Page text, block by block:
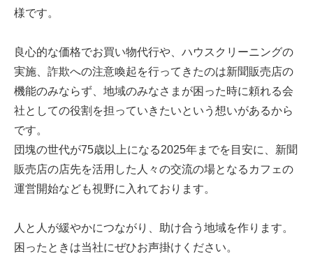
様です。
良心的な価格でお買い物代行や、ハウスクリーニングの
実施、詐欺への注意喚起を行ってきたのは新聞販売店の
機能のみならず、地域のみなさまが困った時に頼れる会
社としての役割を担っていきたいという想いがあるから
です。
団塊の世代が75歳以上になる2025年までを目安に、新聞
販売店の店先を活用した人々の交流の場となるカフェの
運営開始なども視野に入れております。
人と人が緩やかにつながり、助け合う地域を作ります。
困ったときは当社にぜひお声掛けください。